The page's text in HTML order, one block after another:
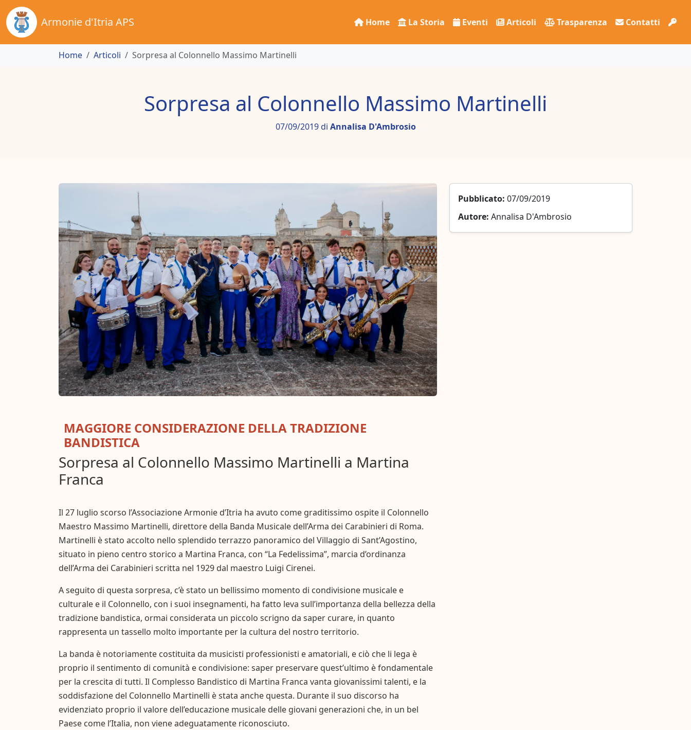
Armonie d'Itria APS Home La Storia Eventi Articoli Trasparenza Contatti
Home Articoli Sorpresa al Colonnello Massimo Martinelli
Sorpresa al Colonnello Massimo Martinelli
07/09/2019 di Annalisa D'Ambrosio
MAGGIORE CONSIDERAZIONE DELLA TRADIZIONE
BANDISTICA
Sorpresa al Colonnello Massimo Martinelli a Martina
Franca
Il 27 luglio scorso l’Associazione Armonie d’Itria ha avuto come graditissimo ospite il Colonnello
Maestro Massimo Martinelli, direttore della Banda Musicale dell’Arma dei Carabinieri di Roma.
Martinelli è stato accolto nello splendido terrazzo panoramico del Villaggio di Sant’Agostino,
situato in pieno centro storico a Martina Franca, con “La Fedelissima”, marcia d’ordinanza
dell’Arma dei Carabinieri scritta nel 1929 dal maestro Luigi Cirenei.
A seguito di questa sorpresa, c’è stato un bellissimo momento di condivisione musicale e
culturale e il Colonnello, con i suoi insegnamenti, ha fatto leva sull’importanza della bellezza della
tradizione bandistica, ormai considerata un piccolo scrigno da saper curare, in quanto
rappresenta un tassello molto importante per la cultura del nostro territorio.
La banda è notoriamente costituita da musicisti professionisti e amatoriali, e ciò che li lega è
proprio il sentimento di comunità e condivisione: saper preservare quest’ultimo è fondamentale
per la crescita di tutti. Il Complesso Bandistico di Martina Franca vanta giovanissimi talenti, e la
soddisfazione del Colonnello Martinelli è stata anche questa. Durante il suo discorso ha
evidenziato proprio il valore dell’educazione musicale delle giovani generazioni che, in un bel
Paese come l’Italia, non viene adeguatamente riconosciuto.
Pubblicato: 07/09/2019
Autore: Annalisa D'Ambrosio